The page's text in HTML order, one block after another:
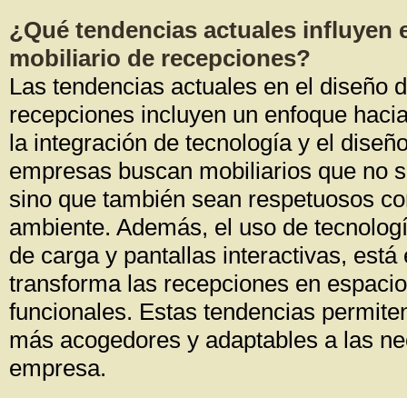
¿Qué tendencias actuales influyen
mobiliario de recepciones?
Las tendencias actuales en el diseño
recepciones incluyen un enfoque
la integración de tecnología y el
empresas buscan mobiliarios que no
sino que también sean respetuosos
ambiente. Además, el uso de
de carga y pantallas interactivas, está
transforma las recepciones en
funcionales. Estas tendencias
más acogedores y adaptables a las
empresa.